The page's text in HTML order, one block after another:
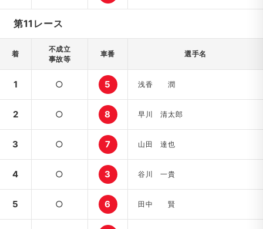
第11レース
着
不成立
事故等
車番 選手名
1 ○ 5 浅香 潤
2 ○ 8 早川 清太郎
3 ○ 7 山田 達也
4 ○ 3 谷川 一貴
5 ○ 6 田中 賢